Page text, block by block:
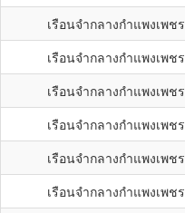
เรือนจำกลางกำแพงเพชร
เรือนจำกลางกำแพงเพชร
เรือนจำกลางกำแพงเพชร
เรือนจำกลางกำแพงเพชร
เรือนจำกลางกำแพงเพชร
เรือนจำกลางกำแพงเพชร